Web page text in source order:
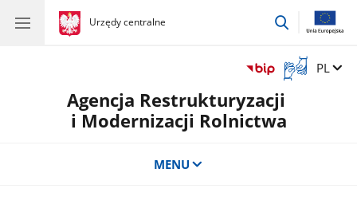
gov.pl
Urzędy centralne
gov.pl
Urzędy
przejdź
Otwórz
okno
z
tłumaczem
Zmień
PL
Agencja Restrukturyzacji
i Modernizacji Rolnictwa
MENU